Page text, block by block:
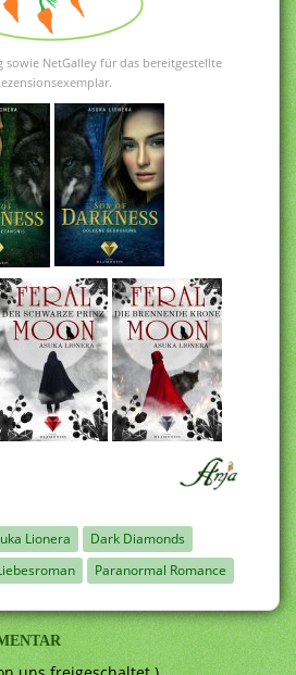
sowie NetGalley für das bereitgestellte
Lionera
Dark Diamonds
Paranormal Romance